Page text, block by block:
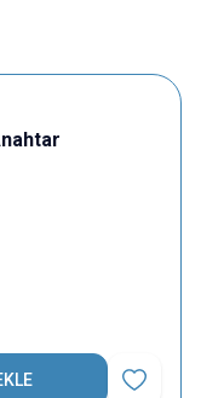
Favoriye